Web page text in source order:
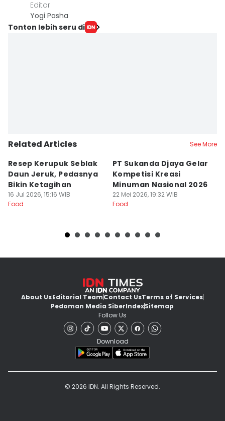
Editor
Yogi Pasha
Tonton lebih seru di
Related Articles See More
Resep Kerupuk Seblak
Daun Jeruk, Pedasnya
Bikin Ketagihan
16 Jul 2026, 15:16 WIB
Food
PT Sukanda Djaya Gelar
Kompetisi Kreasi
Minuman Nasional 2026
22 Mei 2026, 19:32 WIB
Food
About UsEditorial TeamContact UsTerms of Services
Pedoman Media SiberIndexSitemap
Follow Us
Download
© 2026 IDN. All Rights Reserved.